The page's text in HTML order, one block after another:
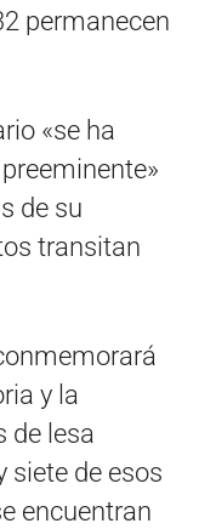
permanecen
«se ha
de su
transitan
y la
de lesa
siete de esos
encuentran